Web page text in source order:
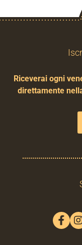
Riceverai ogni
direttamente